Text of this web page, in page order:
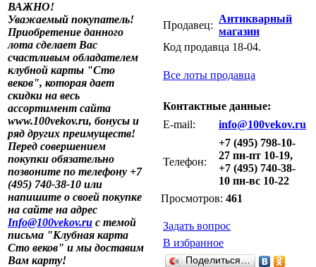
ВАЖНО!
Уважаемый покупатель!
Приобретение данного
лота сделает Вас
счастливым обладателем
клубной карты "Сто
веков", которая дает
скидки на весь
ассортимент сайта
www.100vekov.ru, бонусы и
ряд других преимуществ!
Перед совершением
покупки обязательно
позвоните по телефону +7
(495) 740-38-10 или
напишите о своей покупке
на сайте на адрес
Info@100vekov.ru с темой
письма "Клубная карта
Сто веков" и мы доставим
Вам карту!
Продавец:
Антикварный
магазин
Код продавца 18-04.
Все лоты продавца
Контактные данные:
E-mail:
info@100vekov.ru
Телефон:
+7 (495) 798-10-
27 пн-пт 10-19,
+7 (495) 740-38-
10 пн-вс 10-22
Просмотров: 461
Задать вопрос
В избранное
Поделиться…